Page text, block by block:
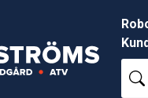
Sök
bland